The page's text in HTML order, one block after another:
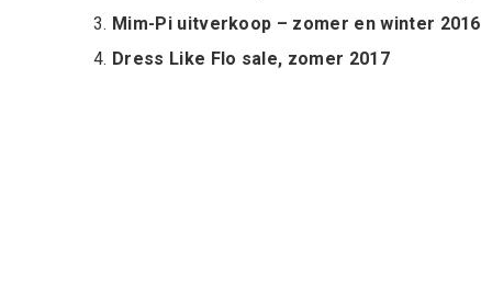
Mim-Pi uitverkoop – zomer en winter 2016
Dress Like Flo sale, zomer 2017